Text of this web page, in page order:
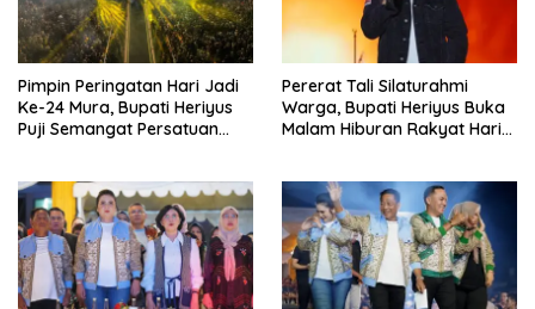
Pimpin Peringatan Hari Jadi
Ke-24 Mura, Bupati Heriyus
Puji Semangat Persatuan
Pererat Tali Silaturahmi
Warga, Bupati Heriyus Buka
Malam Hiburan Rakyat Hari